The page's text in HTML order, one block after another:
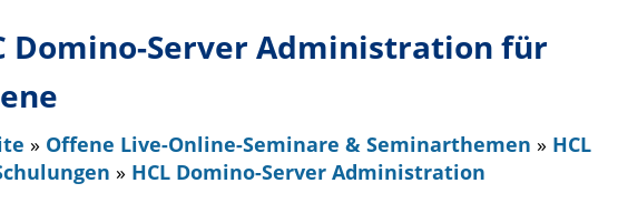
Domino-Server Administration für
» Offene Live-Online-Seminare & Seminarthemen » HCL
» HCL Domino-Server Administration